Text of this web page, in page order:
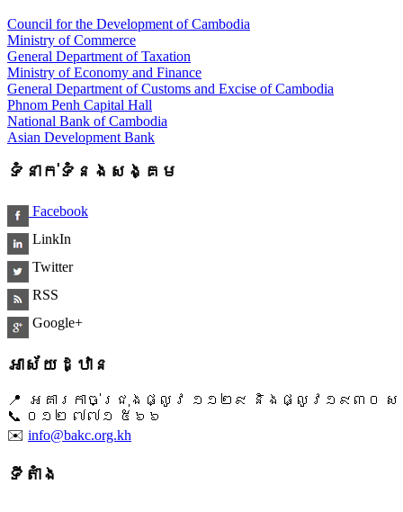
Council for the Development of Cambodia
Ministry of Commerce
General Department of Taxation
Ministry of Economy and Finance
General Department of Customs and Excise of Cambodia
Phnom Penh Capital Hall
National Bank of Cambodia
Asian Development Bank
ទំនាក់ទំនងសង្គម
Facebook
LinkIn
Twitter
RSS
Google+
អាស័យដ្ឋាន
📍 អគារកាច់ជ្រុងផ្លូវ ១១២៩ និងផ្លូវ១៩៣០ ស
📞 ​០១២ ៧៧១ ៥៦៦
✉️ info@bakc.org.kh
ទីតាំង